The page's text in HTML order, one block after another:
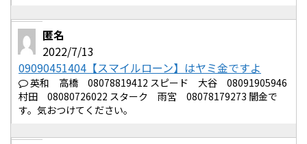
匿名
2022/7/13
09090451404【スマイルローン】はヤミ金ですよ
英和 高橋 08078819412 スピード 大谷 08091905946
村田 08080726022 スターク 雨宮 08078179273 闇金で
す。気おつけてください。